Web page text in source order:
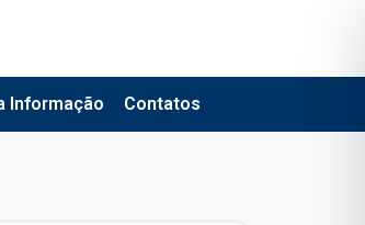
Informação Contatos